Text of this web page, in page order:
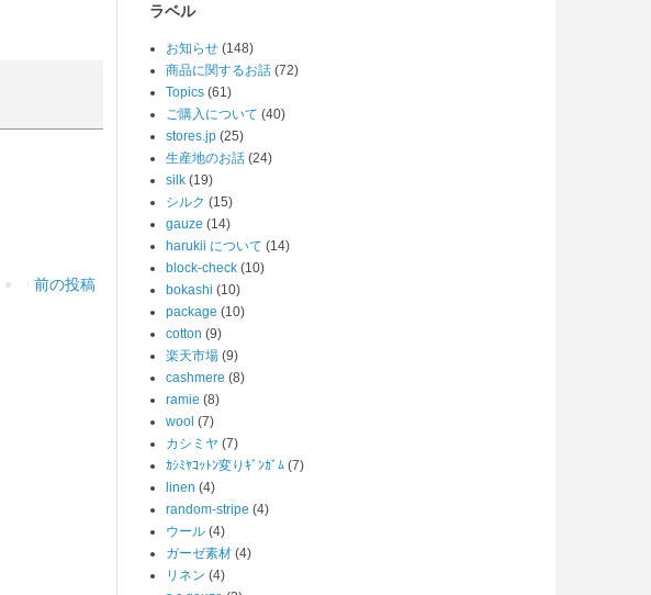
前の投稿
ラベル
お知らせ (148)
商品に関するお話 (72)
Topics (61)
ご購入について (40)
stores.jp (25)
生産地のお話 (24)
silk (19)
シルク (15)
gauze (14)
harukii について (14)
block-check (10)
bokashi (10)
package (10)
cotton (9)
楽天市場 (9)
cashmere (8)
ramie (8)
wool (7)
カシミヤ (7)
ｶｼﾐﾔｺｯﾄﾝ変りｷﾞﾝｶﾞﾑ (7)
linen (4)
random-stripe (4)
ウール (4)
ガーゼ素材 (4)
リネン (4)